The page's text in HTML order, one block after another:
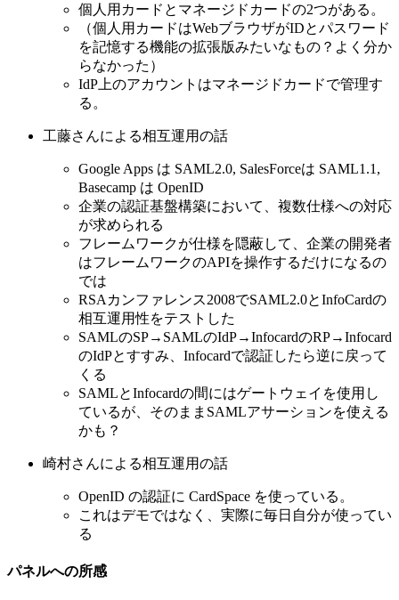
個人用カードとマネージドカードの2つがある。
（個人用カードはWebブラウザがIDとパスワード
を記憶する機能の拡張版みたいなもの？よく分か
らなかった）
IdP上のアカウントはマネージドカードで管理す
る。
工藤さんによる相互運用の話
Google Apps は SAML2.0, SalesForceは SAML1.1,
Basecamp は OpenID
企業の認証基盤構築において、複数仕様への対応
が求められる
フレームワークが仕様を隠蔽して、企業の開発者
はフレームワークのAPIを操作するだけになるの
では
RSAカンファレンス2008でSAML2.0とInfoCardの
相互運用性をテストした
SAMLのSP→SAMLのIdP→InfocardのRP→Infocard
のIdPとすすみ、Infocardで認証したら逆に戻って
くる
SAMLとInfocardの間にはゲートウェイを使用し
ているが、そのままSAMLアサーションを使える
かも？
崎村さんによる相互運用の話
OpenID の認証に CardSpace を使っている。
これはデモではなく、実際に毎日自分が使ってい
る
パネルへの所感